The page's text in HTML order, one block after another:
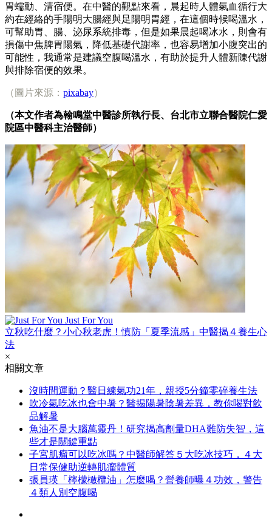
胃蠕動、清宿便。在中醫的觀點來看，晨起時人體氣血循行大
約在經絡的手陽明大腸經與足陽明胃經，在這個時候喝溫水，
可幫助胃、腸、泌尿系統排毒，但是如果晨起喝冰水，則會有
損傷中焦脾胃陽氣，降低基礎代謝率，也容易增加小腹突出的
可能性，我通常是建議空腹喝溫水，有助於提升人體新陳代謝
與排除宿便的效果。
（圖片來源： pixabay）
（本文作者為翰鳴堂中醫診所執行長、台北市立聯合醫院仁愛
院區中醫科主治醫師）
Just For You
立秋吃什麼？小心秋老虎！慎防「夏季流感」中醫揭４養生心
法
×
相關文章
沒時間運動？醫日練氣功21年，親授5分鐘零碎養生法
吹冷氣吃冰也會中暑？醫揭陽暑陰暑差異，教你喝對飲
品解暑
魚油不是大腦萬靈丹！研究揭高劑量DHA難防失智，這
些才是關鍵重點
子宮肌瘤可以吃冰嗎？中醫師解答５大吃冰技巧，４大
日常保健助逆轉肌瘤體質
張員瑛「檸檬橄欖油」怎麼喝？營養師曝４功效，警告
４類人別空腹喝